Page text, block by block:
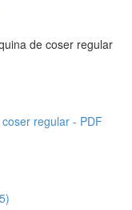
de coser regular
regular - PDF